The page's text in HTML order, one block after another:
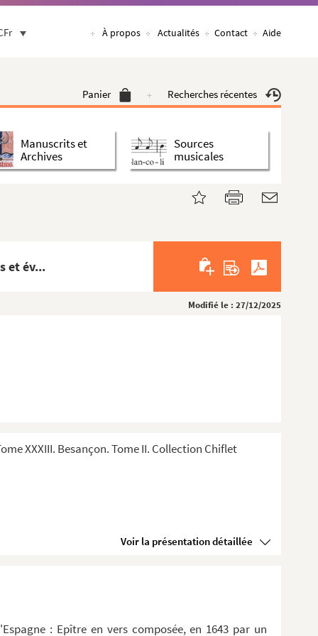
À propos Actualités Contact Aide
Panier Recherches récentes
Manuscrits et
Archives
Sources
musicales
et év...
Modifié le : 27/12/2025
XXXIII. Besançon. Tome II. Collection Chiflet
Voir la présentation détaillée
: Epître en vers composée, en 1643 par un